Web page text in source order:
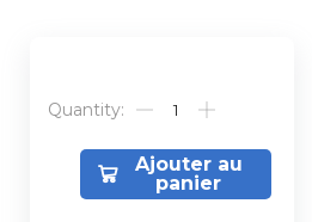
Ajouter au
panier
Alternative: